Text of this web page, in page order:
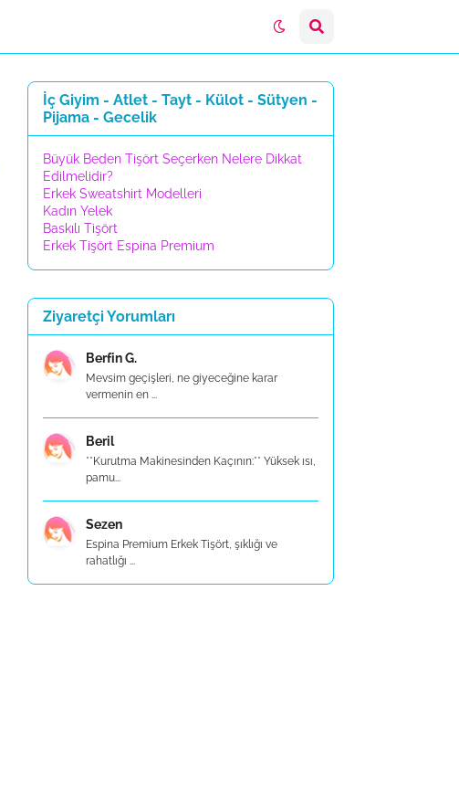
İç Giyim - Atlet - Tayt - Külot - Sütyen -
Pijama - Gecelik
Büyük Beden Tişört Seçerken Nelere Dikkat
Edilmelidir?
Erkek Sweatshirt Modelleri
Kadın Yelek
Baskılı Tişört
Erkek Tişört Espina Premium
Ziyaretçi Yorumları
Berfin G.
Mevsim geçişleri, ne giyeceğine karar
vermenin en ...
Beril
**Kurutma Makinesinden Kaçının:** Yüksek ısı,
pamu...
Sezen
Espina Premium Erkek Tişört, şıklığı ve
rahatlığı ...